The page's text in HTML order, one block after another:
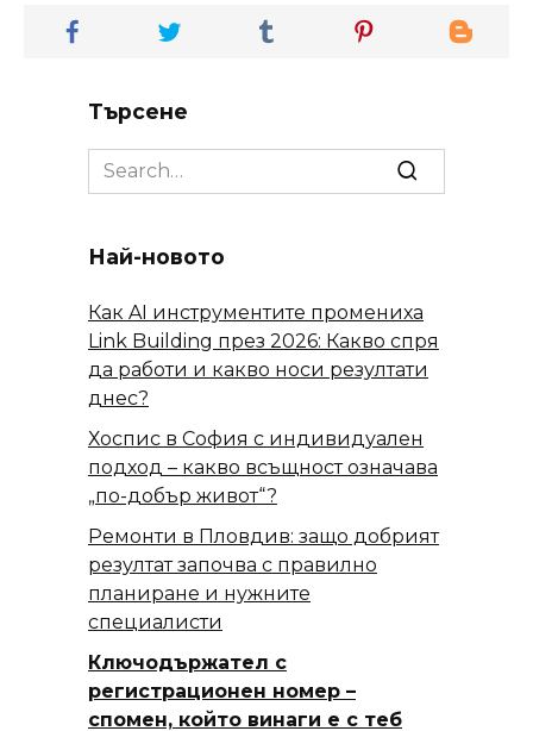
Търсене
Search
for:
Най-новото
Как AI инструментите промениха
Link Building през 2026: Какво спря
да работи и какво носи резултати
днес?
Хоспис в София с индивидуален
подход – какво всъщност означава
„по-добър живот“?
Ремонти в Пловдив: защо добрият
резултат започва с правилно
планиране и нужните
специалисти
Ключодържател с
регистрационен номер –
спомен, който винаги е с теб